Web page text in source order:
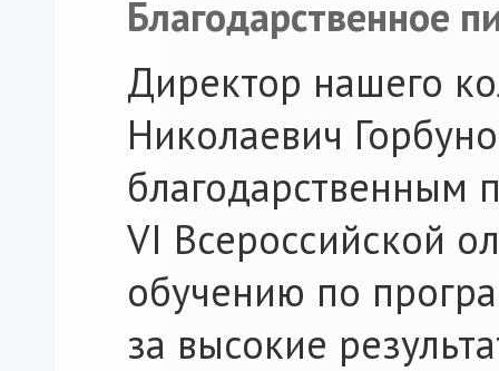
Благодарственное
Директор нашего
Николаевич
благодарственным
VI Всероссийской
обучению по
за высокие